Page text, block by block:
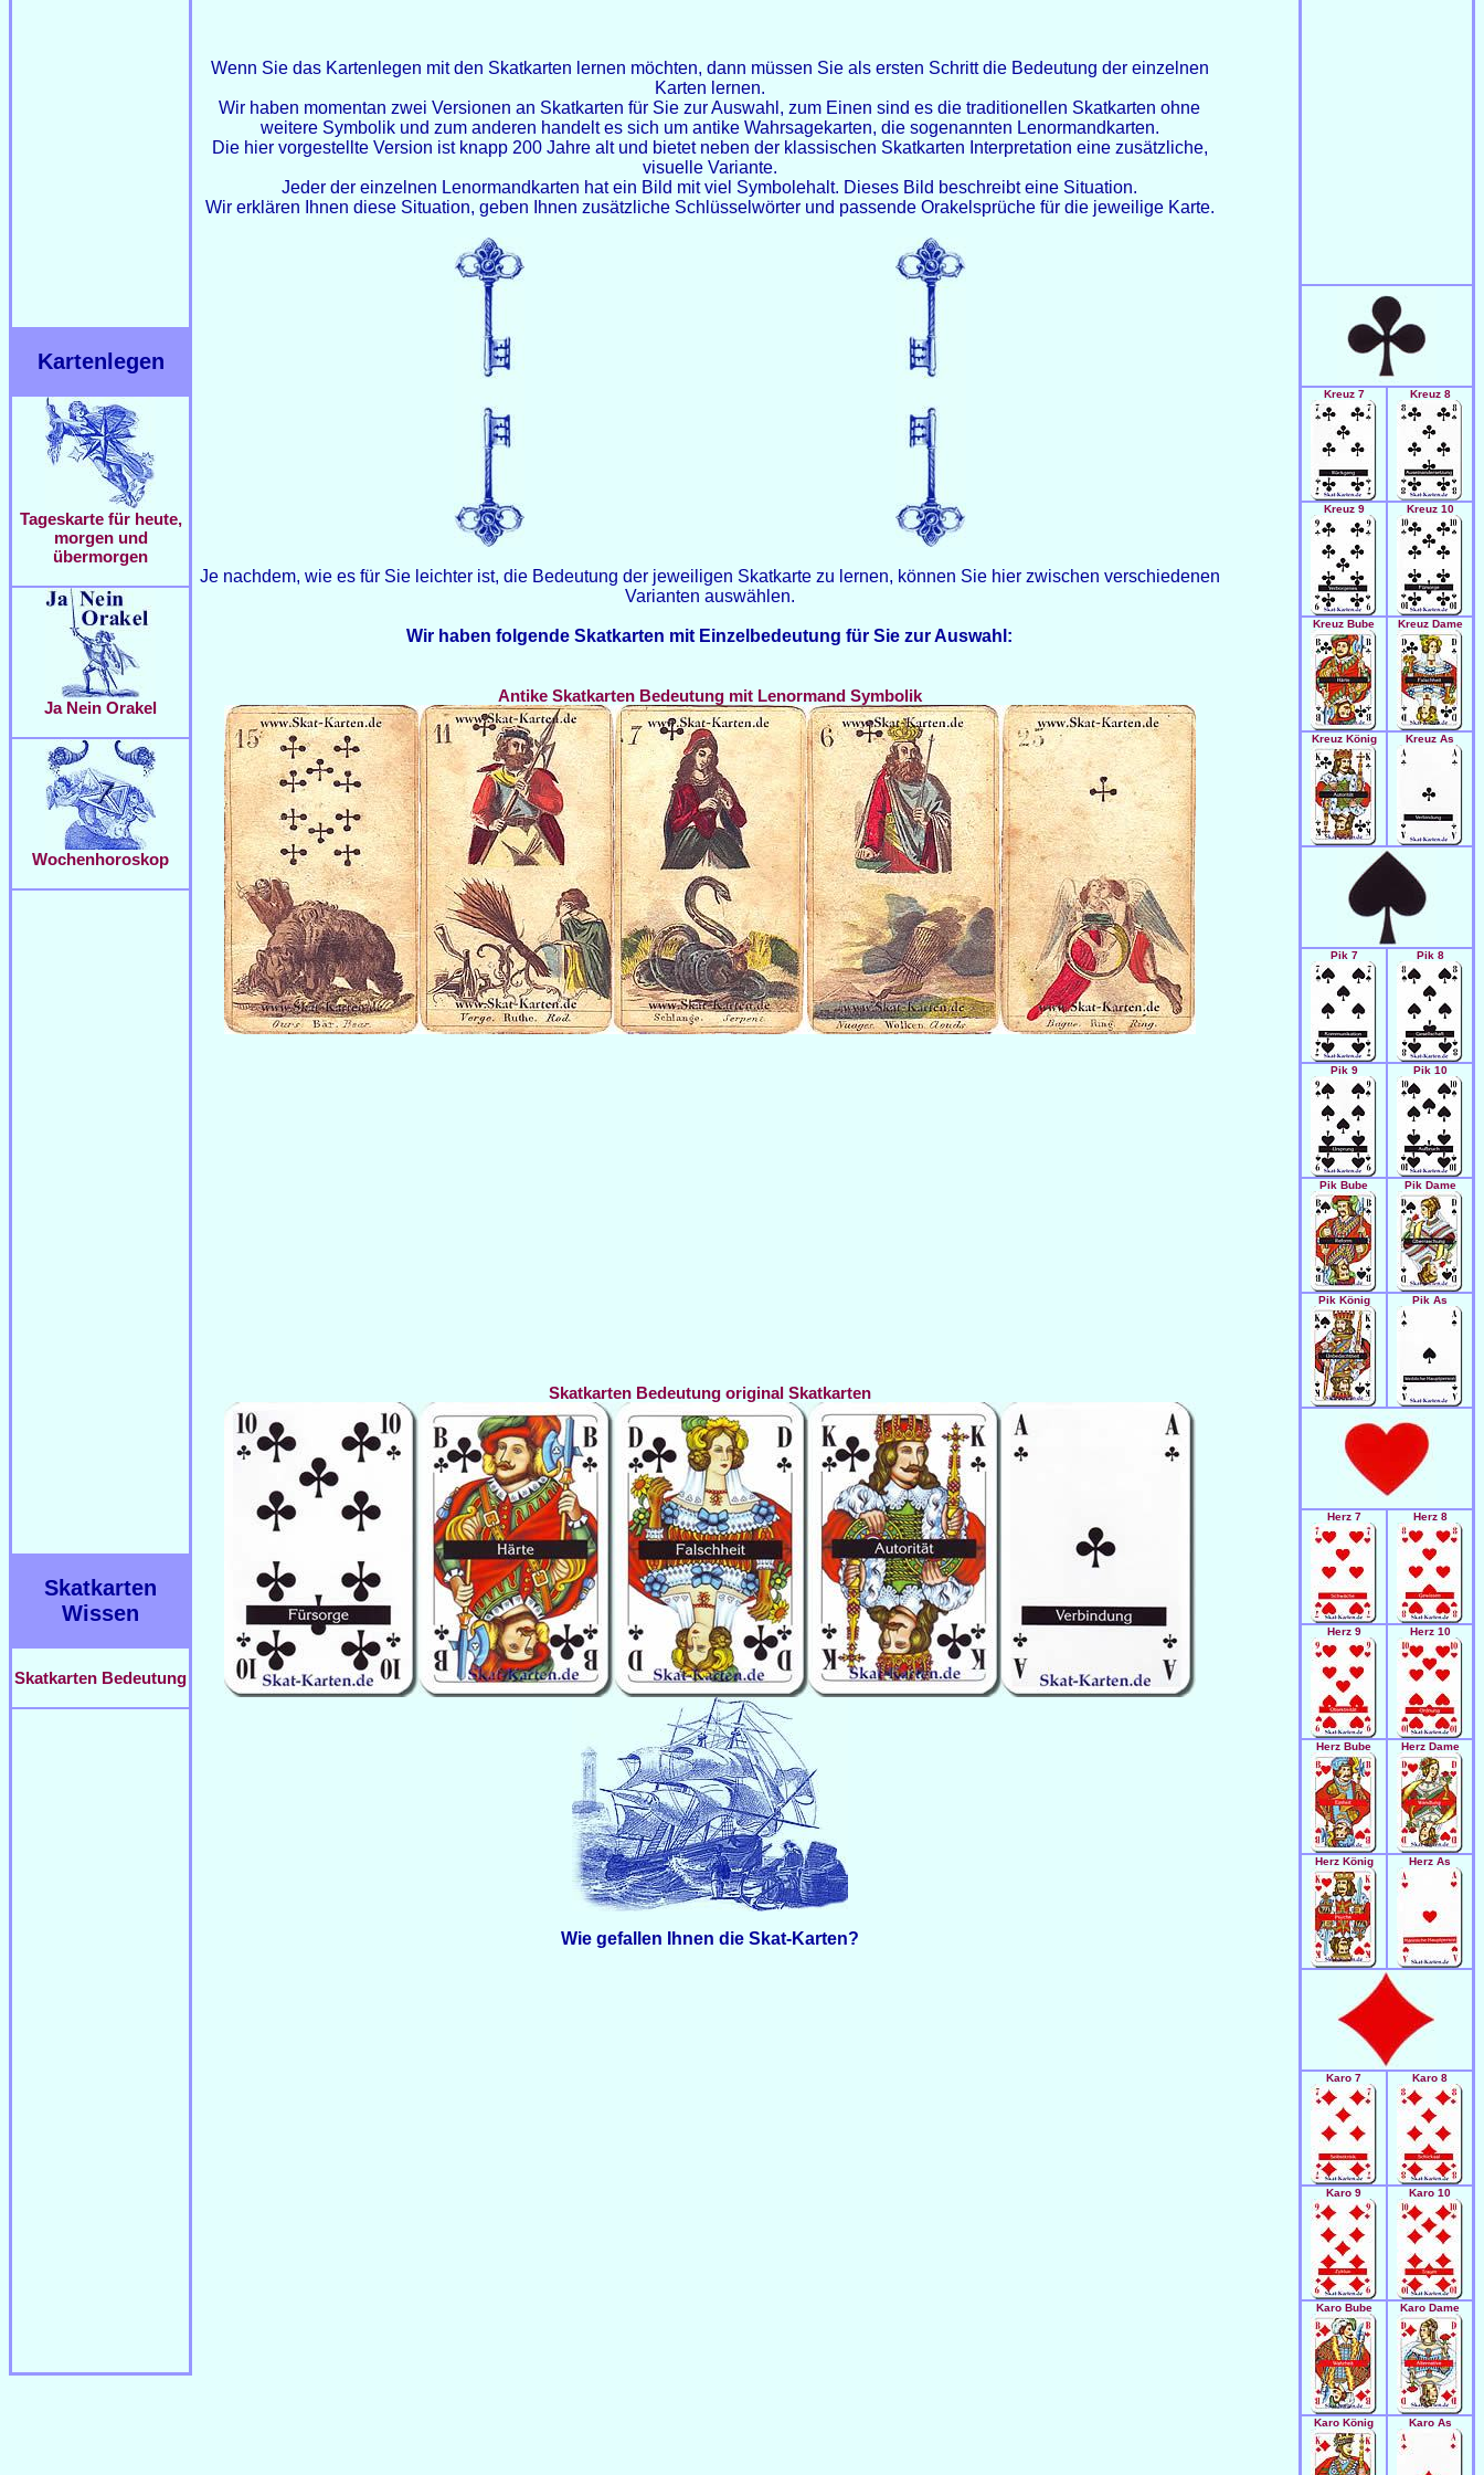
Kartenlegen
Tageskarte für heute,
morgen und
übermorgen
Ja Nein Orakel
Wochenhoroskop
Skatkarten
Wissen
Skatkarten Bedeutung
Wenn Sie das Kartenlegen mit den Skatkarten lernen möchten, dann müssen Sie als ersten Schritt die Bedeutung der einzelnen
Karten lernen.
Wir haben momentan zwei Versionen an Skatkarten für Sie zur Auswahl, zum Einen sind es die traditionellen Skatkarten ohne
weitere Symbolik und zum anderen handelt es sich um antike Wahrsagekarten, die sogenannten Lenormandkarten.
Die hier vorgestellte Version ist knapp 200 Jahre alt und bietet neben der klassischen Skatkarten Interpretation eine zusätzliche,
visuelle Variante.
Jeder der einzelnen Lenormandkarten hat ein Bild mit viel Symbolehalt. Dieses Bild beschreibt eine Situation.
Wir erklären Ihnen diese Situation, geben Ihnen zusätzliche Schlüsselwörter und passende Orakelsprüche für die jeweilige Karte.
Je nachdem, wie es für Sie leichter ist, die Bedeutung der jeweiligen Skatkarte zu lernen, können Sie hier zwischen verschiedenen
Varianten auswählen.
Wir haben folgende Skatkarten mit Einzelbedeutung für Sie zur Auswahl:
Antike Skatkarten Bedeutung mit Lenormand Symbolik
Skatkarten Bedeutung original Skatkarten
Wie gefallen Ihnen die Skat-Karten?
Kreuz 7 Kreuz 8
Kreuz 9 Kreuz 10
Kreuz Bube Kreuz Dame
Kreuz König Kreuz As
Pik 7 Pik 8
Pik 9 Pik 10
Pik Bube Pik Dame
Pik König Pik As
Herz 7 Herz 8
Herz 9 Herz 10
Herz Bube Herz Dame
Herz König Herz As
Karo 7 Karo 8
Karo 9 Karo 10
Karo Bube Karo Dame
Karo König Karo As